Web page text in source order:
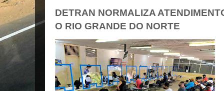
DETRAN NORMALIZA
O RIO GRANDE DO NORTE